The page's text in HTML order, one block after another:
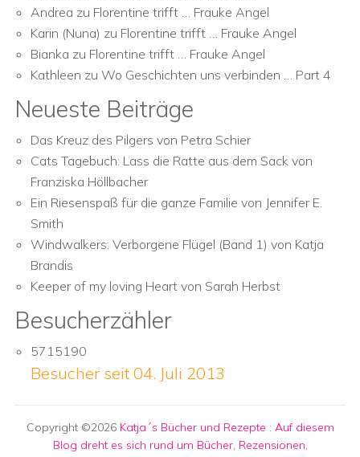
Andrea zu Florentine trifft … Frauke Angel
Karin (Nuna) zu Florentine trifft … Frauke Angel
Bianka zu Florentine trifft … Frauke Angel
Kathleen zu Wo Geschichten uns verbinden … Part 4
Neueste Beiträge
Das Kreuz des Pilgers von Petra Schier
Cats Tagebuch: Lass die Ratte aus dem Sack von
Franziska Höllbacher
Ein Riesenspaß für die ganze Familie von Jennifer E.
Smith
Windwalkers: Verborgene Flügel (Band 1) von Katja
Brandis
Keeper of my loving Heart von Sarah Herbst
Besucherzähler
5715190
Besucher seit 04. Juli 2013
Copyright ©2026 Katja´s Bücher und Rezepte : Auf diesem
Blog dreht es sich rund um Bücher, Rezensionen,